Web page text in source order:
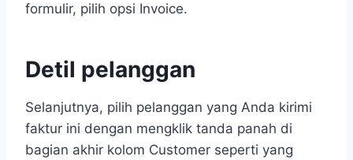
formulir, pilih opsi Invoice.
Detil pelanggan
Selanjutnya, pilih pelanggan yang Anda kirimi
faktur ini dengan mengklik tanda panah di
bagian akhir kolom Customer seperti yang